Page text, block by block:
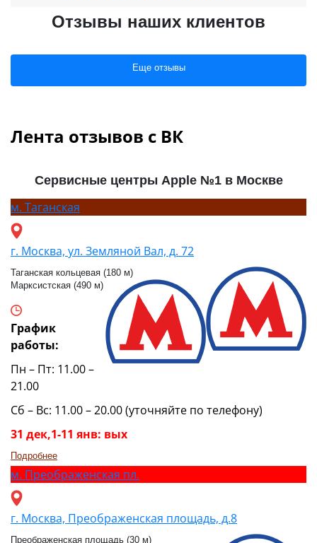
Отзывы наших клиентов
Еще отзывы
Лента отзывов с ВК
Сервисные центры Apple №1 в Москве
м. Таганская
г. Москва, ул. Земляной Вал, д. 72
Таганская кольцевая (180 м)
Марксистская (490 м)
График
работы:
Пн – Пт: 11.00 –
21.00
Сб – Вс: 11.00 – 20.00 (уточняйте по телефону)
31 дек,1-11 янв: вых
Подробнее
м. Преображенская пл.
г. Москва, Преображенская площадь, д.8
Преображенская площадь (30 м)